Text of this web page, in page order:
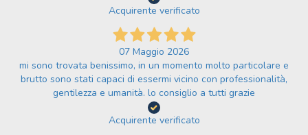
Acquirente verificato
07 Maggio 2026
mi sono trovata benissimo, in un momento molto particolare e
brutto sono stati capaci di essermi vicino con professionalità,
gentilezza e umanità. lo consiglio a tutti grazie
Acquirente verificato